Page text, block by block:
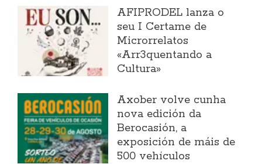
AFIPRODEL lanza o
seu I Certame de
Microrrelatos
«Arr3quentando a
Cultura»
Axober volve cunha
nova edición da
Berocasión, a
exposición de máis de
500 vehículos